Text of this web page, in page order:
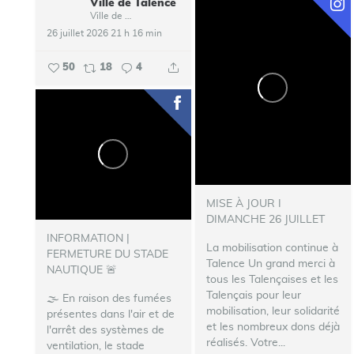
Ville de Talence
26 juillet 2026 21 h 16 min
50 18 4
MISE À JOUR I
DIMANCHE 26 JUILLET
La mobilisation continue à
Talence Un grand merci à
tous les Talençaises et les
Talençais pour leur
mobilisation, leur solidarité
et les nombreux dons déjà
réalisés. Votre...
INFORMATION |
FERMETURE DU STADE
NAUTIQUE 🚨
🌫️ En raison des fumées
présentes dans l'air et de
l'arrêt des systèmes de
ventilation, le stade